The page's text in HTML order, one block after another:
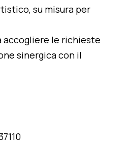
su misura per
accogliere le richieste
sinergica con il